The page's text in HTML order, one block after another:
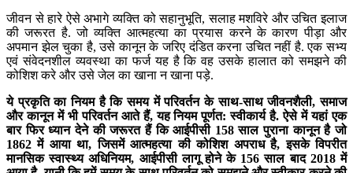
जीवन से हारे ऐसे अभागे व्यक्ति को सहानुभूति, सलाह मशविरे और उचित इलाज
की जरूरत है. जो व्यक्ति आत्महत्या का प्रयास करने के कारण पीड़ा और
अपमान झेल चुका है, उसे कानून के जरिए दंडित करना उचित नहीं है. एक सभ्य
एवं संवेदनशील व्यवस्था का फर्ज यह है कि वह उसके हालात को समझने की
कोशिश करे और उसे जेल का खाना न खाना पड़े.
ये प्रकृति का नियम है कि समय में परिवर्तन के साथ-साथ जीवनशैली, समाज
और कानून में भी परिवर्तन आते हैं, यह नियम पूर्णत: स्वीकार्य है. ऐसे में यहां एक
बार फिर ध्यान देने की जरूरत हैं कि आईपीसी 158 साल पुराना कानून है जो
1862 में आया था, जिसमें आत्महत्या की कोशिश अपराध है, इसके विपरीत
मानसिक स्वास्थ्य अधिनियम, आईपीसी लागू होने के 156 साल बाद 2018 में